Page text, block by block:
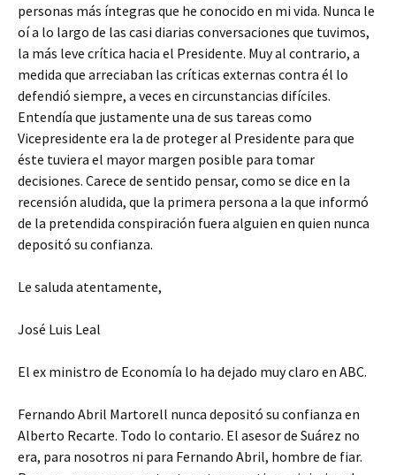
personas más íntegras que he conocido en mi vida. Nunca le
oí a lo largo de las casi diarias conversaciones que tuvimos,
la más leve crítica hacia el Presidente. Muy al contrario, a
medida que arreciaban las críticas externas contra él lo
defendió siempre, a veces en circunstancias difíciles.
Entendía que justamente una de sus tareas como
Vicepresidente era la de proteger al Presidente para que
éste tuviera el mayor margen posible para tomar
decisiones. Carece de sentido pensar, como se dice en la
recensión aludida, que la primera persona a la que informó
de la pretendida conspiración fuera alguien en quien nunca
depositó su confianza.
Le saluda atentamente,
José Luis Leal
El ex ministro de Economía lo ha dejado muy claro en ABC.
Fernando Abril Martorell nunca depositó su confianza en
Alberto Recarte. Todo lo contario. El asesor de Suárez no
era, para nosotros ni para Fernando Abril, hombre de fiar.